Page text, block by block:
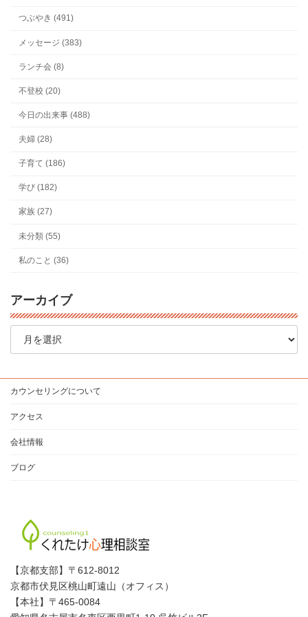
つぶやき (491)
メッセージ (383)
ランチ会 (8)
不登校 (20)
今日の出来事 (488)
夫婦 (28)
子育て (186)
学び (182)
家族 (27)
未分類 (55)
私のこと (36)
アーカイブ
ア
カウンセリングについて
アクセス
会社情報
ブログ
【京都支部】〒612-8012
京都市伏見区桃山町遠山（オフィス）
【本社】〒465-0084